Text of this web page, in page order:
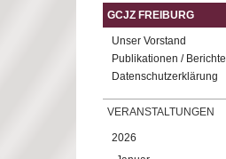
GCJZ FREIBURG
Unser Vorstand
Publikationen / Berichte
Datenschutzerklärung
VERANSTALTUNGEN
2026